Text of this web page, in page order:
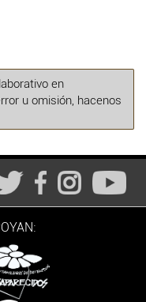
en
u omisión, hacenos